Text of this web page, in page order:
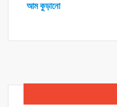
আম কুড়ানো